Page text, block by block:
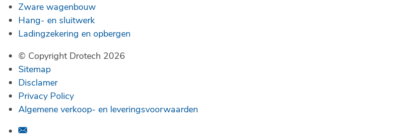
Zware wagenbouw
Hang- en sluitwerk
Ladingzekering en opbergen
© Copyright Drotech 2026
Sitemap
Disclamer
Privacy Policy
Algemene verkoop- en leveringsvoorwaarden